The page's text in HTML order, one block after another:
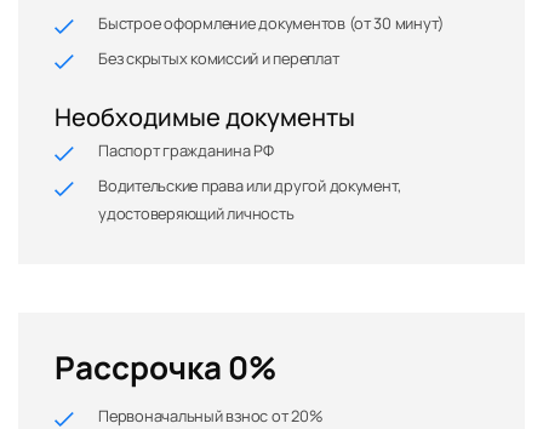
Быстрое оформление документов (от 30 минут)
Без скрытых комиссий и переплат
Необходимые документы
Паспорт гражданина РФ
Водительские права или другой документ,
удостоверяющий личность
Рассрочка 0%
Первоначальный взнос от 20%